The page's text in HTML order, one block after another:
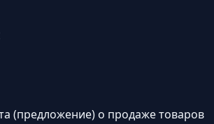
(предложение) о продаже товаров